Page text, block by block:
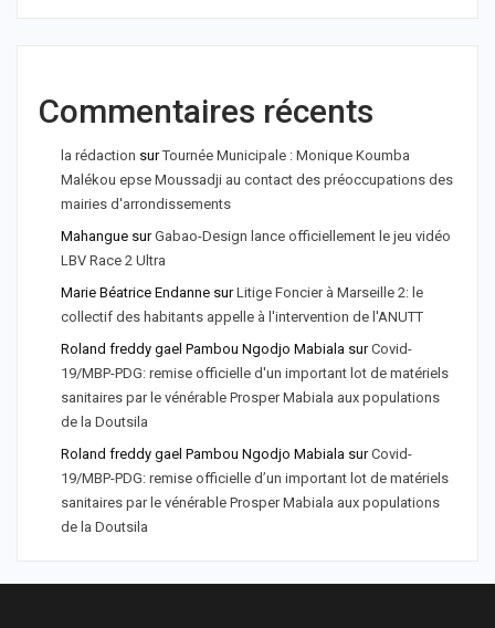
Commentaires récents
la rédaction surTournée Municipale : Monique Koumba
Malékou epse Moussadji au contact des préoccupations des
mairies d'arrondissements
Mahangue surGabao-Design lance officiellement le jeu vidéo
LBV Race 2 Ultra
Marie Béatrice Endanne surLitige Foncier à Marseille 2: le
collectif des habitants appelle à l'intervention de l'ANUTT
Roland freddy gael Pambou Ngodjo Mabiala surCovid-
19/MBP-PDG: remise officielle d'un important lot de matériels
sanitaires par le vénérable Prosper Mabiala aux populations
de la Doutsila
Roland freddy gael Pambou Ngodjo Mabiala surCovid-
19/MBP-PDG: remise officielle d’un important lot de matériels
sanitaires par le vénérable Prosper Mabiala aux populations
de la Doutsila